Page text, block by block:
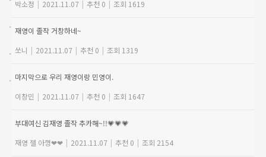
박소정 | 2021.11.07 | 추천 0 | 조회 1619
재영이 졸작 거창하네~
쏘니 | 2021.11.07 | 추천 0 | 조회 1319
마지막으로 우리 재영이랑 민영이.
이창민 | 2021.11.07 | 추천 0 | 조회 1647
부대여신 김재영 졸작 추카해~!!💗💗💗
재영 젤 아꼉❤❤ | 2021.11.07 | 추천 0 | 조회 2154